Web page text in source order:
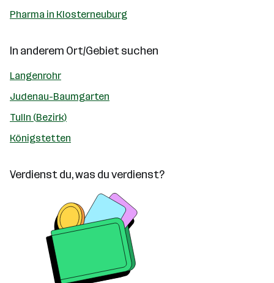
Pharma in Klosterneuburg
In anderem Ort/Gebiet suchen
Langenrohr
Judenau-Baumgarten
Tulln (Bezirk)
Königstetten
Verdienst du, was du verdienst?